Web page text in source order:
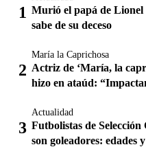
Murió el papá de Lionel
sabe de su deceso
María la Caprichosa
Actriz de ‘María, la
hizo en ataúd:
Actualidad
Futbolistas de
son goleadores: edades